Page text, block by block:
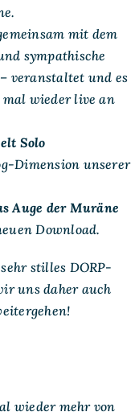
mit dem
sympathische
veranstaltet und es
mal wieder live an
Solo
Dimension unserer
Auge der Muräne
Download.
stilles DORP-
uns daher auch
wieder mehr von